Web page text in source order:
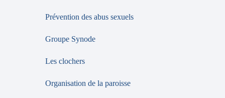
Prévention des abus sexuels
Groupe Synode
Les clochers
Organisation de la paroisse